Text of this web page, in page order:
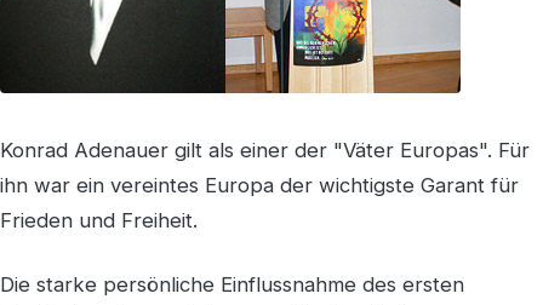
Konrad Adenauer gilt als einer der "Väter Europas". Für
ihn war ein vereintes Europa der wichtigste Garant für
Frieden und Freiheit.
Die starke persönliche Einflussnahme des ersten